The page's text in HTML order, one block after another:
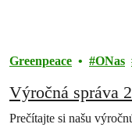
Greenpeace ONas
Výročná správa
Prečítajte si našu